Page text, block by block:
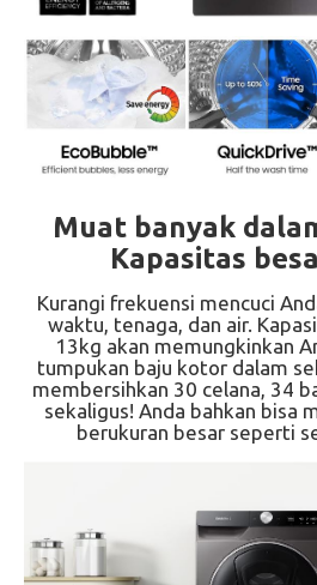
Muat banyak
Kapasitas
Kurangi frekuensi mencuci
waktu, tenaga, dan air.
13kg akan memungkinkan
tumpukan baju kotor dalam
membersihkan 30 celana, 34
sekaligus! Anda bahkan bisa
berukuran besar seperti